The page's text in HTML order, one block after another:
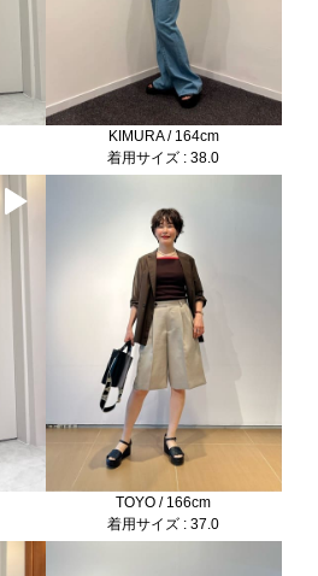
KIMURA / 164cm
着用サイズ : 38.0
TOYO / 166cm
着用サイズ : 37.0